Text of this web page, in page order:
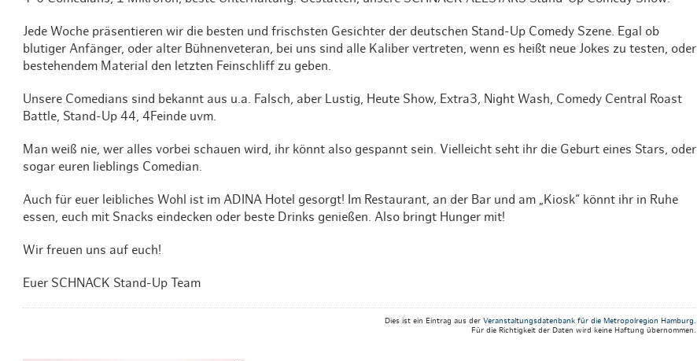
Jede Woche präsentieren wir die besten und frischsten Gesichter der deutschen Stand-Up Comedy Szene. Egal ob
blutiger Anfänger, oder alter Bühnenveteran, bei uns sind alle Kaliber vertreten, wenn es heißt neue Jokes zu testen, oder
bestehendem Material den letzten Feinschliff zu geben.
Unsere Comedians sind bekannt aus u.a. Falsch, aber Lustig, Heute Show, Extra3, Night Wash, Comedy Central Roast
Battle, Stand-Up 44, 4Feinde uvm.
Man weiß nie, wer alles vorbei schauen wird, ihr könnt also gespannt sein. Vielleicht seht ihr die Geburt eines Stars, oder
sogar euren lieblings Comedian.
Auch für euer leibliches Wohl ist im ADINA Hotel gesorgt! Im Restaurant, an der Bar und am „Kiosk“ könnt ihr in Ruhe
essen, euch mit Snacks eindecken oder beste Drinks genießen. Also bringt Hunger mit!
Wir freuen uns auf euch!
Euer SCHNACK Stand-Up Team
Dies ist ein Eintrag aus der Veranstaltungsdatenbank für die Metropolregion Hamburg
Für die Richtigkeit der Daten wird keine Haftung übernommen.